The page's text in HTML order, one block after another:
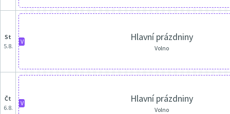
st
5.8.
V Hlavní prázdniny
Volno
čt
6.8.
V Hlavní prázdniny
Volno